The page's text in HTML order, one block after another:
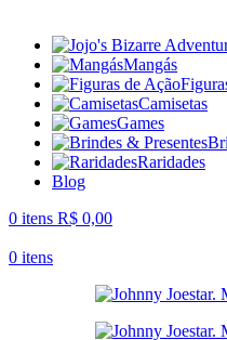
Mangás
Camisetas
Games
Raridades
Blog
0 itens R$ 0,00
0 itens